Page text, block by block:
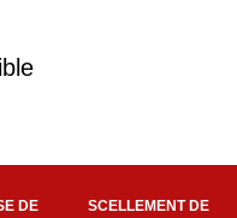
DE
SCELLEMENT DE